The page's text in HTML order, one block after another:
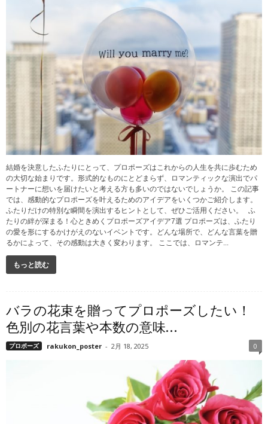
結婚を決意したふたりにとって、プロポーズはこれからの人生を共に歩むため
の大切な始まりです。形式的なものにとどまらず、ロマンティックな演出でパ
ートナーに想いを届けたいと考える方も多いのではないでしょうか。 この記事
では、感動的なプロポーズを叶えるためのアイデアをいくつかご紹介します。
ふたりだけの特別な瞬間を演出するヒントとして、ぜひご活用ください。 ふ
たりの絆が深まる！心ときめくプロポーズアイデア7選 プロポーズは、ふたり
の愛を形にするかけがえのないイベントです。どんな場所で、どんな言葉を贈
るかによって、その感動は大きく変わります。 ここでは、ロマンテ...
もっと読む
バラの花束を贈ってプロポーズしたい！
色別の花言葉や本数の意味...
プロポーズ rakukon_poster - 2月 18, 2025 0